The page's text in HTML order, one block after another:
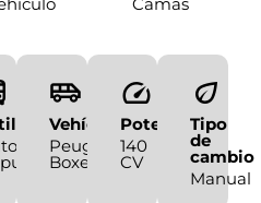
Vehículo
Peugeot
Boxer
Potencia
140
CV
Tipo
de
cambio
Manual